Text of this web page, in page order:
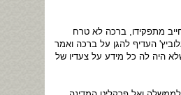
מתפקידו, ברכה לא טרח
העדיף להגן על ברכה ואמר
היה לה כל מידע על צעדיו של